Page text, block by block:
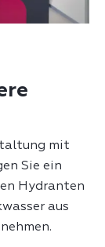
mit
Sie ein
Hydranten
aus